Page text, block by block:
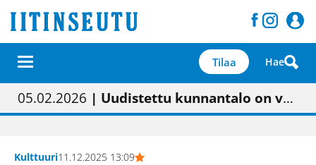
Tilaa Hae
01.02.2026 | Painon vaihtumisen pitäisi näkyä hieman parempana painojäljen laatuna lehdessä
05.02.2026 | Uudistettu kunnantalo on valoisa
23.04.2026 | “Olemme käynnistämässä uudelleen keskustavisiotyön”
09.05.2026| "Maalla on totuttu elämään omavaraisemmin kuin kaupungissa"
Kulttuuri11.12.2025 13:09